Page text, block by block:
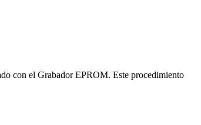
con el Grabador EPROM. Este procedimiento